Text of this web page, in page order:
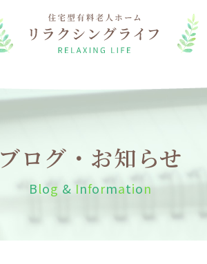
ブログ・お知らせ
Blog & Information